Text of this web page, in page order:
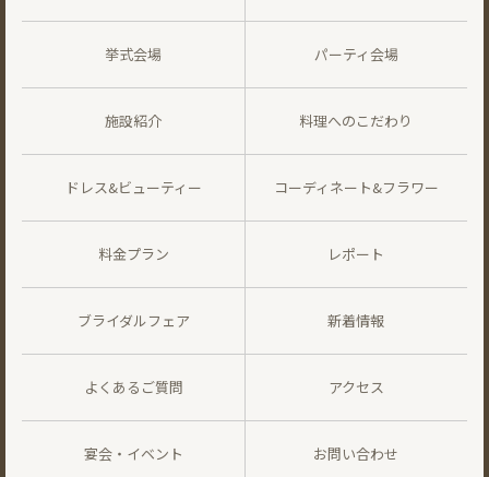
挙式会場 パーティ会場
施設紹介 料理へのこだわり
ドレス&ビューティー コーディネート&フラワー
料金プラン レポート
ブライダルフェア 新着情報
よくあるご質問 アクセス
宴会・イベント お問い合わせ